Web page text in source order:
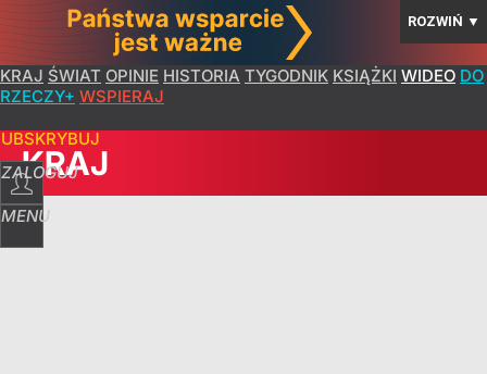
ROZWIŃ ▼
KRAJ ŚWIAT OPINIE HISTORIA TYGODNIK KSIĄŻKI WIDEO DO
RZECZY+ WSPIERAJ
ZALOGUJ
MENU
KRAJ